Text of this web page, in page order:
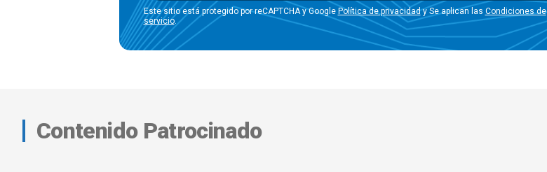
Este sitio está protegido por reCAPTCHA y Google Política de privacidady Se aplican las Condiciones de
servicio.
Contenido Patrocinado